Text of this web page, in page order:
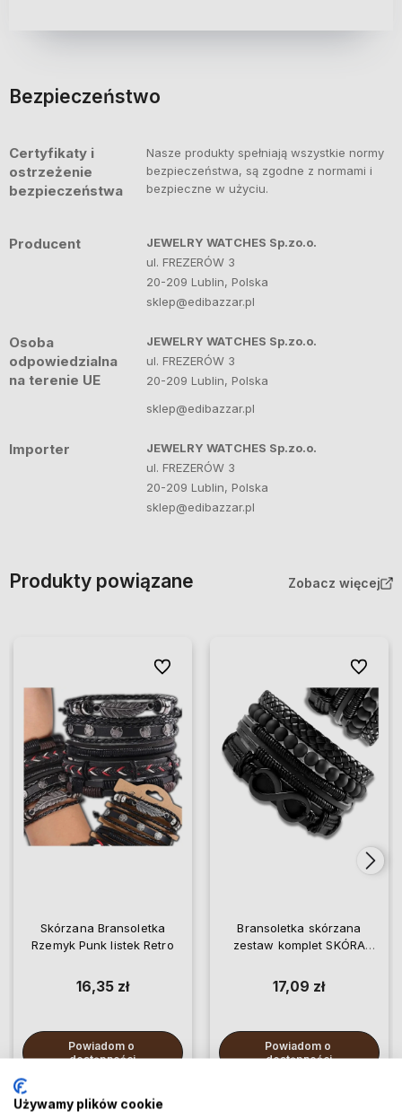
Bezpieczeństwo
Certyfikaty i
ostrzeżenie
bezpieczeństwa
Nasze produkty spełniają wszystkie normy
bezpieczeństwa, są zgodne z normami i
bezpieczne w użyciu.
Producent
JEWELRY WATCHES Sp.zo.o.
ul. FREZERÓW 3
20-209 Lublin, Polska
sklep@edibazzar.pl
Osoba
odpowiedzialna
na terenie UE
JEWELRY WATCHES Sp.zo.o.
ul. FREZERÓW 3
20-209 Lublin, Polska
sklep@edibazzar.pl
Importer
JEWELRY WATCHES Sp.zo.o.
ul. FREZERÓW 3
20-209 Lublin, Polska
sklep@edibazzar.pl
Produkty powiązane Zobacz więcej
Skórzana Bransoletka
Rzemyk Punk listek Retro
16,35 zł
Powiadom o
dostępności
Do ulubionych
Bransoletka skórzana
zestaw komplet SKÓRA
17,09 zł
Powiadom o
dostępności
Do
Używamy plików cookie